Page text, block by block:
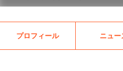
プロフィール ニュー